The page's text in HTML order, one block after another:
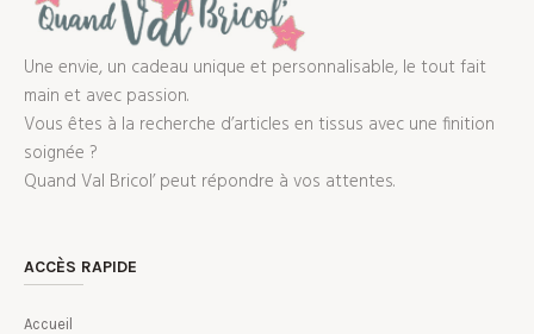
Une envie, un cadeau unique et personnalisable, le tout fait
main et avec passion.
Vous êtes à la recherche d’articles en tissus avec une finition
soignée ?
Quand Val Bricol’ peut répondre à vos attentes.
ACCÈS RAPIDE
Accueil